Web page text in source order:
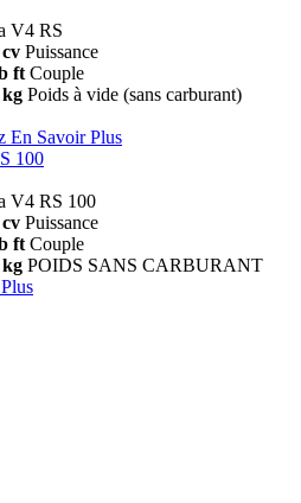
V4 RS
Puissance
ft Couple
kg Poids à vide (sans carburant)
En Savoir Plus
100
V4 RS 100
Puissance
ft Couple
kg POIDS SANS CARBURANT